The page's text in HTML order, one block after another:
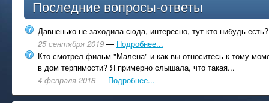
Последние вопросы-ответы
Давненько не заходила сюда, интересно, тут кто-нибудь есть?
25 сентября 2019 — Подробнее...
Кто смотрел фильм "Малена" и как вы относитесь к тому
в дом терпимости? Я примерно слышала, что такая...
4 февраля 2018 — Подробнее...